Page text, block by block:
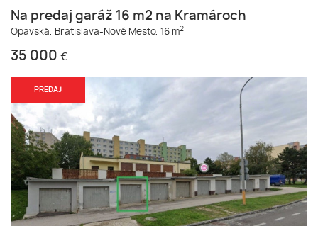
Na predaj garáž 16 m2 na Kramároch
Opavská, Bratislava-Nové Mesto, 16 m2
35 000 €
PREDAJ